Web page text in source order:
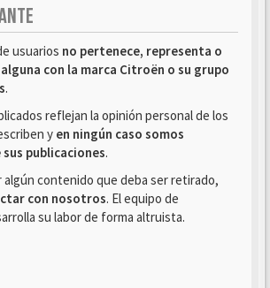
usuarios no pertenece, representa o
con la marca Citroën o su grupo
.
reflejan la opinión personal de los
y en ningún caso somos
publicaciones.
algún contenido que deba ser retirado,
con nosotros. El equipo de
su labor de forma altruista.